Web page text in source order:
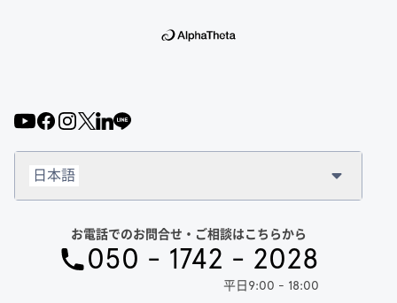
お電話でのお問合せ・ご相談はこちらから
050 - 1742 - 2028
平日9:00 - 18:00
日本語